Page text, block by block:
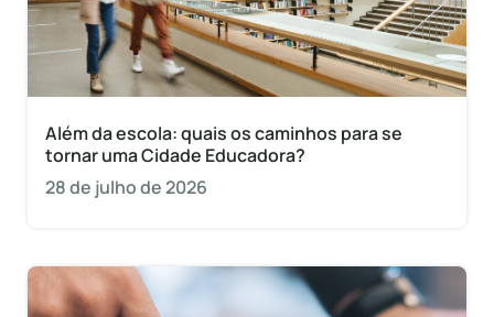
Além da escola: quais os caminhos para se
tornar uma Cidade Educadora?
28 de julho de 2026